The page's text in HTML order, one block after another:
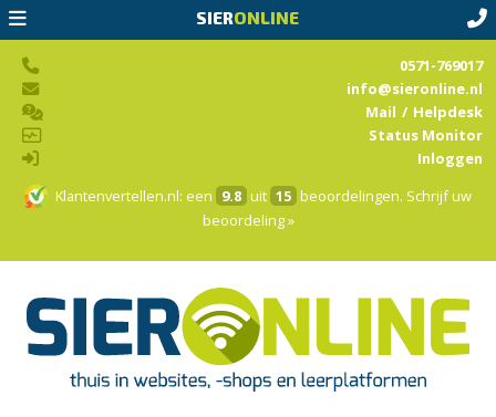
SIERONLINE
Klantenvertellen.nl: een 9.8 uit 15 beoordelingen. Schrijf uw
beoordeling »
0571-769017
info@sieronline.nl
Mail / Helpdesk
Status Monitor
Inloggen